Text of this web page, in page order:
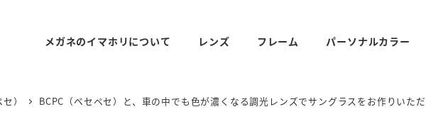
メガネのイマホリについて レンズ フレーム パーソナルカラー
） BCPC（ベセペセ）と、車の中でも色が濃くなる調光レンズでサングラスをお作りいた